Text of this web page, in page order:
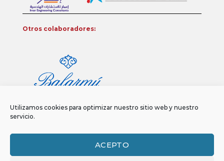
Utilizamos cookies para optimizar nuestro sitio web y nuestro
servicio.
ACEPTO
Otros colaboradores: